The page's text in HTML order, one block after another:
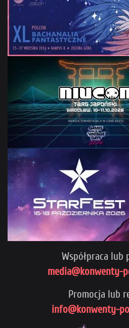
Współpraca lub
media@konwenty-
Promocja lub
info@konwenty-